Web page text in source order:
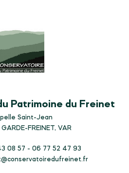
Patrimoine du Freinet
Saint-Jean
GARDE-FREINET, VAR
08 57 - 06 77 52 47 93